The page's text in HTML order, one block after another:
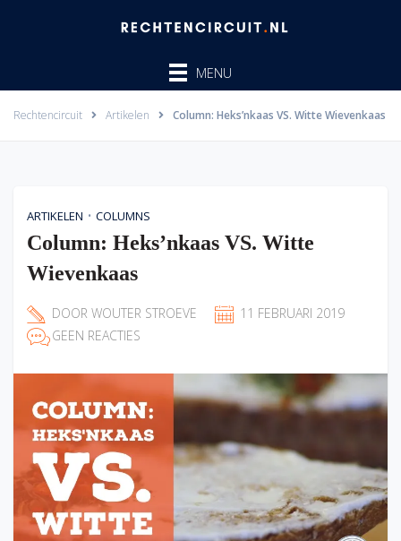
MENU
Rechtencircuit Artikelen Column: Heks’nkaas VS. Witte Wievenkaas
ARTIKELEN • COLUMNS
Column: Heks’nkaas VS. Witte
Wievenkaas
DOOR WOUTER STROEVE
11 FEBRUARI 2019
GEEN REACTIES